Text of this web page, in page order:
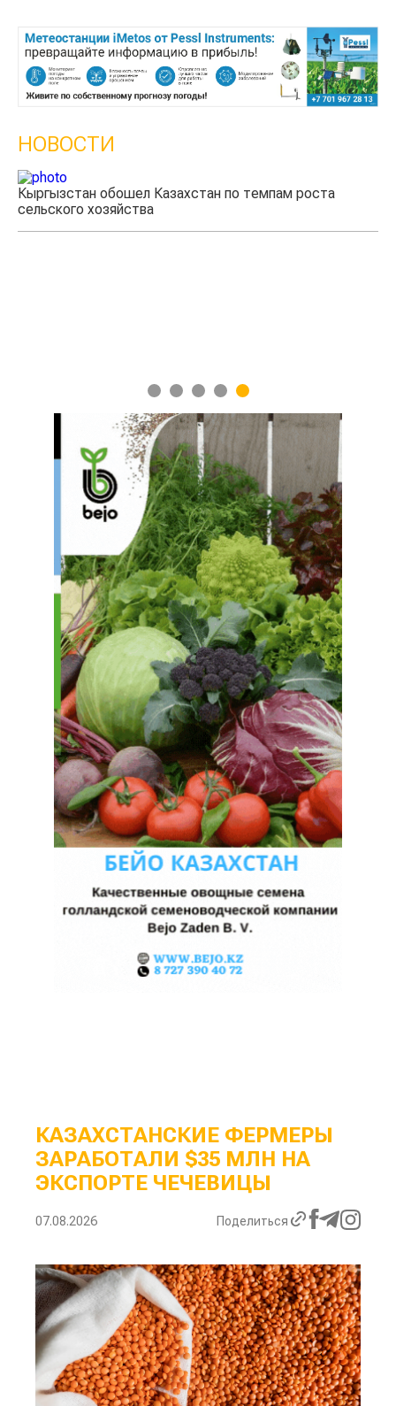
НОВОСТИ
Кыргызстан обошел Казахстан по темпам роста
сельского хозяйства
1 2 3 4 5
КАЗАХСТАНСКИЕ ФЕРМЕРЫ
ЗАРАБОТАЛИ $35 МЛН НА
ЭКСПОРТЕ ЧЕЧЕВИЦЫ
07.08.2026 Поделиться